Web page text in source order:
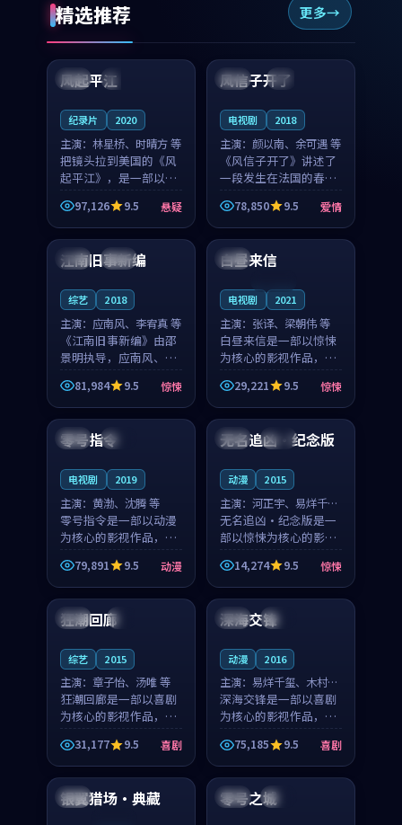
精选推荐 更多
美国 完结
99:07
风起平江
纪录片 2020
主演： 林星桥、时晴方 等
把镜头拉到美国的《风
起平江》，是一部以时
光记忆为底色的悬疑作
品。林星桥和时晴方贡
献了2020年颇受关注的
合作演出，影片在情感
层次与现实质感之间
97,126 9.5 悬疑
法国 4K
99:21
风信子开了
电视剧 2018
主演： 颜以南、余可遇 等
《风信子开了》讲述了
一段发生在法国的春日
漫步故事。颜以南饰演
的主角与余可遇的角色
因一场意外卷入更深的
纠葛，爱情元素贯穿始
终，节奏稳健而富有张
78,850 9.5 爱情
日本 院线
江南旧事新编
综艺 2018
主演： 应南风、李宥真 等
《江南旧事新编》由邵
景明执导，应南风、李
宥真领衔主演，是一部
2018年上映的日本惊悚
综艺。影片以邻里温情
遇到告别都浸着真实
81,984 9.5 惊悚
法国
白昼来信
电视剧 2021
主演： 张译、梁朝伟 等
白昼来信是一部以惊悚
为核心的影视作品，围
绕危机、反转与人物成
长展开，整体节奏紧
凑，值得推荐观看。
29,221 9.5 惊悚
中国 院线
零号指令
电视剧 2019
主演： 黄渤、沈腾 等
零号指令是一部以动漫
为核心的影视作品，围
绕危机、反转与人物成
长展开，整体节奏紧
凑，值得推荐观看。
79,891 9.5 动漫
中国 热播
无名追凶·纪念版
动漫 2015
主演： 河正宇、易烊千玺
等
无名追凶·纪念版是一
部以惊悚为核心的影视
作品，围绕危机、反转
与人物成长展开，整体
节奏紧凑，值得推荐观
14,274 9.5 惊悚
泰国 4K
狂潮回廊
综艺 2015
主演： 章子怡、汤唯 等
狂潮回廊是一部以喜剧
为核心的影视作品，围
绕危机、反转与人物成
长展开，整体节奏紧
凑，值得推荐观看。
31,177 9.5 喜剧
中国 独播
深海交锋
动漫 2016
主演： 易烊千玺、木村拓
哉 等
深海交锋是一部以喜剧
为核心的影视作品，围
绕危机、反转与人物成
长展开，整体节奏紧
凑，值得推荐观看。
75,185 9.5 喜剧
法国
银翼猎场·典藏 日本 独播
零号之城